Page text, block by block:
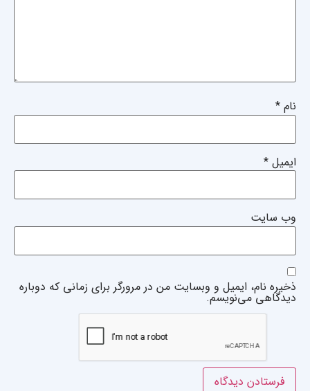
نام *
ایمیل *
وب‌ سایت
ذخیره نام، ایمیل و وبسایت من در مرورگر برای زمانی که دوباره
دیدگاهی می‌نویسم.